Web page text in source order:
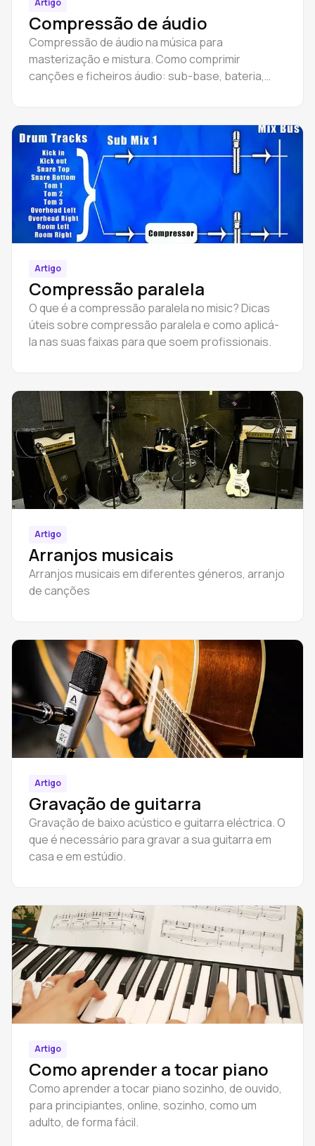
Artigo
Compressão de áudio
Compressão de áudio na música para
masterização e mistura. Como comprimir
canções e ficheiros áudio: sub-base, bateria,
Artigo
Compressão paralela
O que é a compressão paralela no misic? Dicas
úteis sobre compressão paralela e como aplicá-
la nas suas faixas para que soem profissionais.
Artigo
Arranjos musicais
Arranjos musicais em diferentes géneros, arranjo
de canções
Artigo
Gravação de guitarra
Gravação de baixo acústico e guitarra eléctrica. O
que é necessário para gravar a sua guitarra em
casa e em estúdio.
Artigo
Como aprender a tocar piano
Como aprender a tocar piano sozinho, de ouvido,
para principiantes, online, sozinho, como um
adulto, de forma fácil.